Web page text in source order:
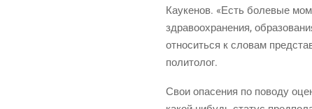
Кау­ке­нов. «Есть боле­вые
здра­во­охра­не­ния,
отно­сить­ся к сло­вам
политолог.
Свои опа­се­ния по пово­ду